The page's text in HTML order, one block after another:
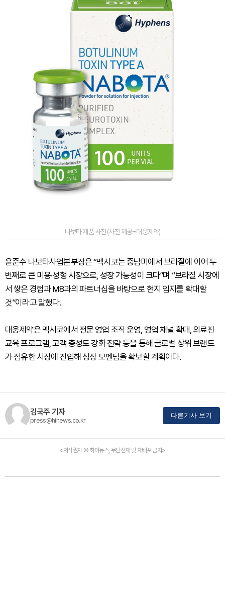
나보타 제품 사진 (사진 제공=대웅제약)
윤준수 나보타사업본부장은 “멕시코는 중남미에서 브라질에 이어 두
번째로 큰 미용·성형 시장으로, 성장 가능성이 크다”며 “브라질 시장에
서 쌓은 경험과 M8과의 파트너십을 바탕으로 현지 입지를 확대할
것”이라고 말했다.
대웅제약은 멕시코에서 전문 영업 조직 운영, 영업 채널 확대, 의료진
교육 프로그램, 고객 충성도 강화 전략 등을 통해 글로벌 상위 브랜드
가 점유한 시장에 진입해 성장 모멘텀을 확보할 계획이다.
김국주 기자
press@hinews.co.kr
다른기사 보기
<저작권자 © 하이뉴스, 무단전재 및 재배포 금지>